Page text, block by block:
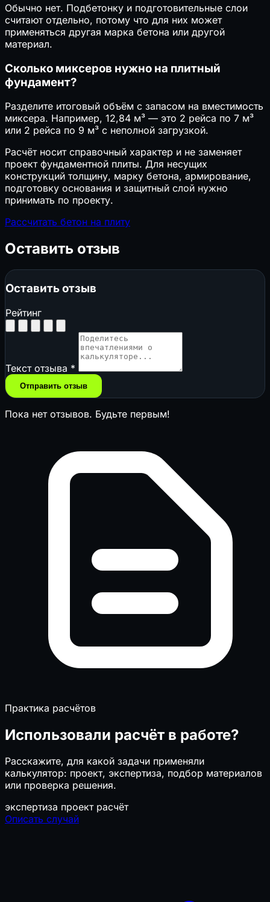
Обычно нет. Подбетонку и подготовительные слои
считают отдельно, потому что для них может
применяться другая марка бетона или другой
материал.
Сколько миксеров нужно на плитный
фундамент?
Разделите итоговый объём с запасом на вместимость
миксера. Например, 12,84 м³ — это 2 рейса по 7 м³
или 2 рейса по 9 м³ с неполной загрузкой.
Расчёт носит справочный характер и не заменяет
проект фундаментной плиты. Для несущих
конструкций толщину, марку бетона, армирование,
подготовку основания и защитный слой нужно
принимать по проекту.
Рассчитать бетон на плиту
Оставить отзыв
Оставить отзыв
Рейтинг
Текст отзыва *
Отправить отзыв
Пока нет отзывов. Будьте первым!
Практика расчётов
Использовали расчёт в работе?
Расскажите, для какой задачи применяли
калькулятор: проект, экспертиза, подбор материалов
или проверка решения.
экспертиза проект расчёт
Описать случай